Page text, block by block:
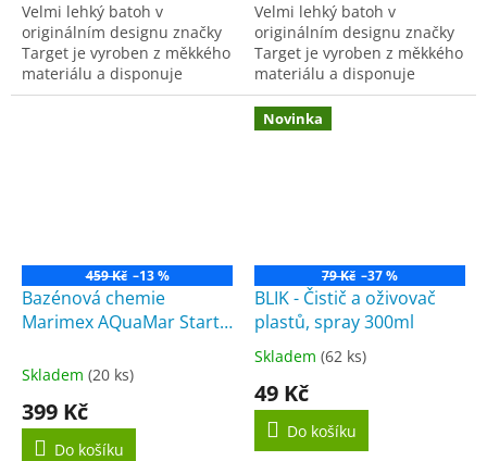
5
hvězdiček.
Velmi lehký batoh v
originálním designu značky
Target je vyroben z měkkého
materiálu a disponuje
prostornou komorou a
5
hvězdiček.
Velmi lehký batoh v
originálním designu značky
Target je vyroben z měkkého
materiálu a disponuje
prostornou komorou a
malou přední zipovou
kapsičkou na drobnosti či
459 Kč –13 %
Bazénová chemie
Marimex AQuaMar Start
kg, pH- 0, 5kg, Quick 0,
Skladem (20 ks)
399 Kč
Do košíku
Novinka
79 Kč –37 %
BLIK - Čistič a oživovač
plastů, spray 300ml
Průměrné
produktu
5,0
Skladem (62 ks)
49 Kč
Do košíku